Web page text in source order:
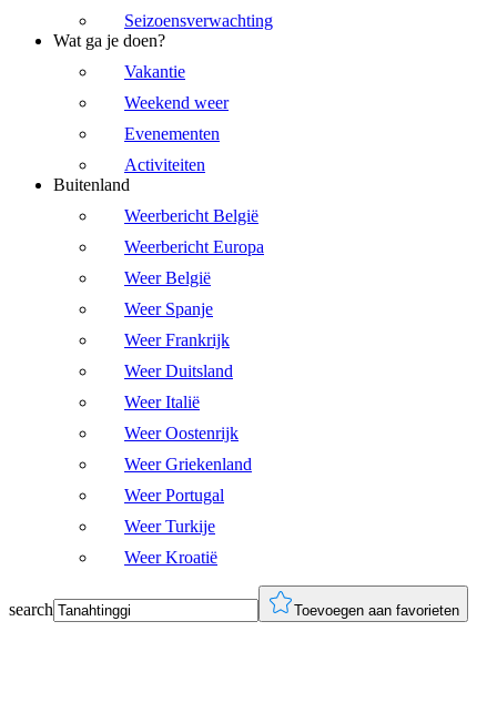
Seizoensverwachting
Wat ga je doen?
Vakantie
Weekend weer
Evenementen
Activiteiten
Buitenland
Weerbericht België
Weerbericht Europa
Weer België
Weer Spanje
Weer Frankrijk
Weer Duitsland
Weer Italië
Weer Oostenrijk
Weer Griekenland
Weer Portugal
Weer Turkije
Weer Kroatië
search Toevoegen aan favorieten